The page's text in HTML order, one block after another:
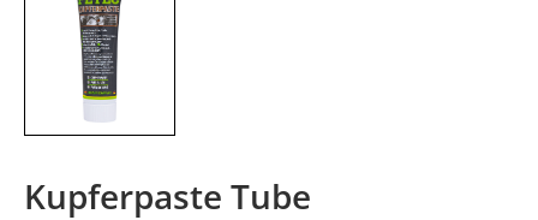
Kupferpaste Tube